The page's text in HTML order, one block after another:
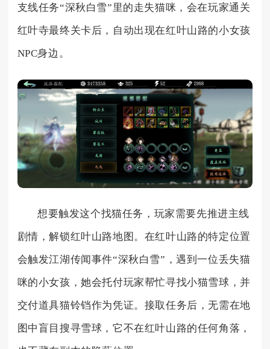
支线任务“深秋白雪”里的走失猫咪，会在玩家通关
红叶寺最终关卡后，自动出现在红叶山路的小女孩
NPC身边。
想要触发这个找猫任务，玩家需要先推进主线
剧情，解锁红叶山路地图。在红叶山路的特定位置
会触发江湖传闻事件“深秋白雪”，遇到一位丢失猫
咪的小女孩，她会托付玩家帮忙寻找小猫雪球，并
交付道具猫铃铛作为凭证。接取任务后，无需在地
图中盲目搜寻雪球，它不在红叶山路的任何角落，